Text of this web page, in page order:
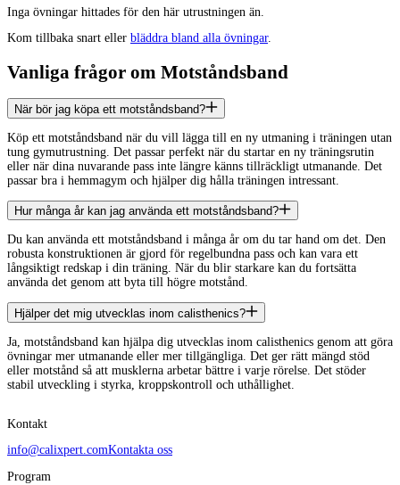
Inga övningar hittades för den här utrustningen än.
Kom tillbaka snart eller bläddra bland alla övningar.
Vanliga frågor om Motståndsband
När bör jag köpa ett motståndsband?
Köp ett motståndsband när du vill lägga till en ny utmaning i träningen utan
tung gymutrustning. Det passar perfekt när du startar en ny träningsrutin
eller när dina nuvarande pass inte längre känns tillräckligt utmanande. Det
passar bra i hemmagym och hjälper dig hålla träningen intressant.
Hur många år kan jag använda ett motståndsband?
Du kan använda ett motståndsband i många år om du tar hand om det. Den
robusta konstruktionen är gjord för regelbundna pass och kan vara ett
långsiktigt redskap i din träning. När du blir starkare kan du fortsätta
använda det genom att byta till högre motstånd.
Hjälper det mig utvecklas inom calisthenics?
Ja, motståndsband kan hjälpa dig utvecklas inom calisthenics genom att göra
övningar mer utmanande eller mer tillgängliga. Det ger rätt mängd stöd
eller motstånd så att musklerna arbetar bättre i varje rörelse. Det stöder
stabil utveckling i styrka, kroppskontroll och uthållighet.
Kontakt
info@calixpert.comKontakta oss
Program